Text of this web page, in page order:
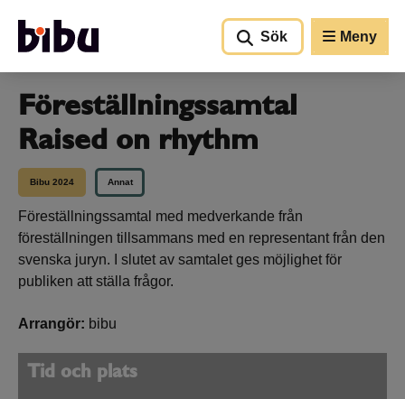
Sök
Meny
Föreställningssamtal
Raised on rhythm
Bibu 2024 Annat
Föreställningssamtal med medverkande från
föreställningen tillsammans med en representant från den
svenska juryn. I slutet av samtalet ges möjlighet för
publiken att ställa frågor.
Arrangör: bibu
Tid och plats